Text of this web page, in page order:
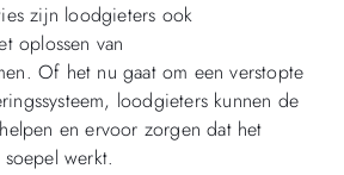
zijn loodgieters ook
oplossen van
Of het nu gaat om een ​​verstopte
loodgieters kunnen de
en ervoor zorgen dat het
werkt.